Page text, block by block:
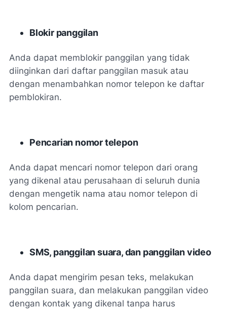
Blokir panggilan
Anda dapat memblokir panggilan yang tidak
diinginkan dari daftar panggilan masuk atau
dengan menambahkan nomor telepon ke daftar
pemblokiran.
Pencarian nomor telepon
Anda dapat mencari nomor telepon dari orang
yang dikenal atau perusahaan di seluruh dunia
dengan mengetik nama atau nomor telepon di
kolom pencarian.
SMS, panggilan suara, dan panggilan video
Anda dapat mengirim pesan teks, melakukan
panggilan suara, dan melakukan panggilan video
dengan kontak yang dikenal tanpa harus